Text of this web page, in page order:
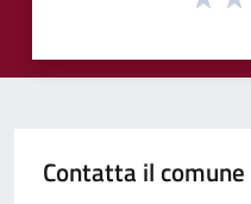
Contatta il comune